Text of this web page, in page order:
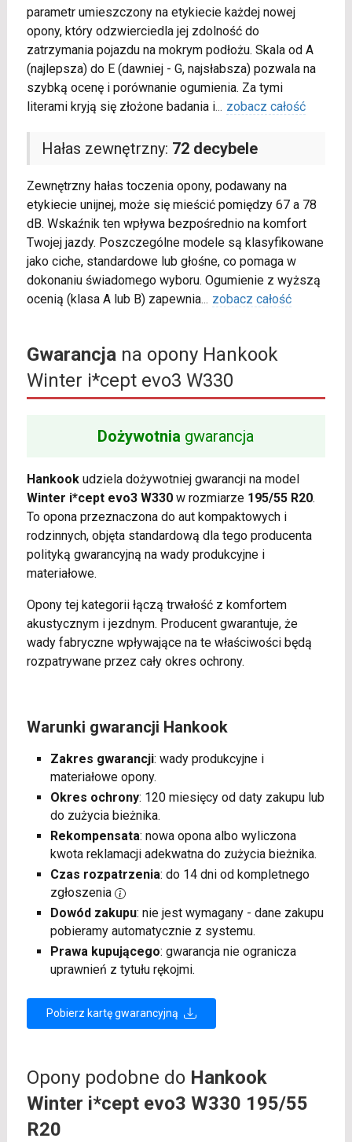
parametr umieszczony na etykiecie każdej nowej
opony, który odzwierciedla jej zdolność do
zatrzymania pojazdu na mokrym podłożu. Skala od A
(najlepsza) do E (dawniej - G, najsłabsza) pozwala na
szybką ocenę i porównanie ogumienia. Za tymi
literami kryją się złożone badania i... zobacz całość
Hałas zewnętrzny: 72 decybele
Zewnętrzny hałas toczenia opony, podawany na
etykiecie unijnej, może się mieścić pomiędzy 67 a 78
dB. Wskaźnik ten wpływa bezpośrednio na komfort
Twojej jazdy. Poszczególne modele są klasyfikowane
jako ciche, standardowe lub głośne, co pomaga w
dokonaniu świadomego wyboru. Ogumienie z wyższą
ocenią (klasa A lub B) zapewnia... zobacz całość
Gwarancjana opony Hankook
Winter i*cept evo3 W330
Dożywotnia gwarancja
Hankookudziela dożywotniej gwarancji na model
Winter i*cept evo3 W330w rozmiarze 195/55 R20.
To opona przeznaczona do aut kompaktowych i
rodzinnych, objęta standardową dla tego producenta
polityką gwarancyjną na wady produkcyjne i
materiałowe.
Opony tej kategorii łączą trwałość z komfortem
akustycznym i jezdnym. Producent gwarantuje, że
wady fabryczne wpływające na te właściwości będą
rozpatrywane przez cały okres ochrony.
Warunki gwarancji Hankook
Zakres gwarancji: wady produkcyjne i
materiałowe opony.
Okres ochrony: 120 miesięcy od daty zakupu lub
do zużycia bieżnika.
Rekompensata: nowa opona albo wyliczona
kwota reklamacji adekwatna do zużycia bieżnika.
Czas rozpatrzenia: do 14 dni od kompletnego
zgłoszenia
Dowód zakupu: nie jest wymagany - dane zakupu
pobieramy automatycznie z systemu.
Prawa kupującego: gwarancja nie ogranicza
uprawnień z tytułu rękojmi.
Pobierz kartę gwarancyjną
Opony podobne do Hankook
Winter i*cept evo3 W330 195/55
R20